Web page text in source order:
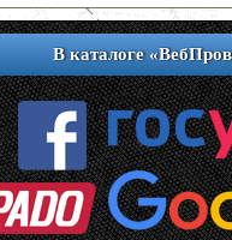
В каталоге